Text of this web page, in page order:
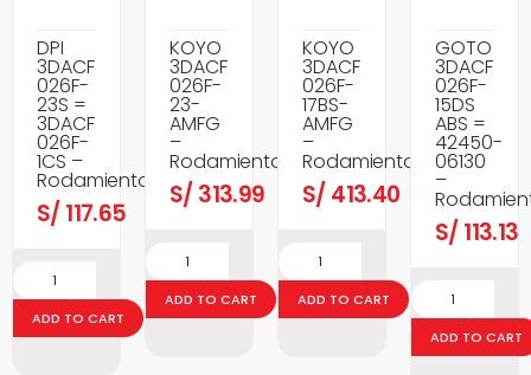
DPI
3DACF
026F-
23S =
3DACF
026F-
1CS –
Rodamientos
S/ 117.65
ADD TO CART
KOYO
3DACF
026F-
23-
AMFG
–
Rodamientos
S/ 313.99
ADD TO CART
KOYO
3DACF
026F-
17BS-
AMFG
–
Rodamientos
S/ 413.40
ADD TO CART
GOTO
3DACF
026F-
15DS
ABS =
42450-
06130
–
S/ 113.13
ADD TO CART